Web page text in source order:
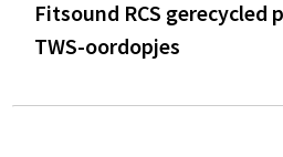
Fitsound RCS gerecycled
TWS-oordopjes